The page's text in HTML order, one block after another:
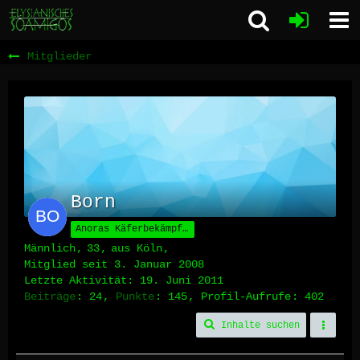
Mitglieder
Born
Anoras Käferbekämpfer
Männlich 33
aus Köln
Mitglied seit 3. Januar 2008
Letzte Aktivität: 19. Juni 2011
Beiträge
24 Punkte 145 Profil-Aufrufe 402
Inhalte suchen